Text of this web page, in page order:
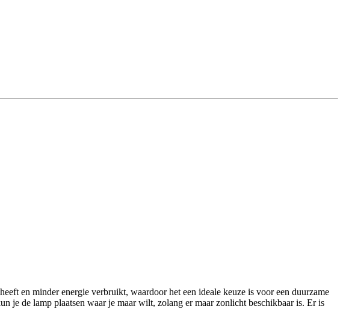
en minder energie verbruikt, waardoor het een ideale keuze is voor een duurzame
je de lamp plaatsen waar je maar wilt, zolang er maar zonlicht beschikbaar is. Er is